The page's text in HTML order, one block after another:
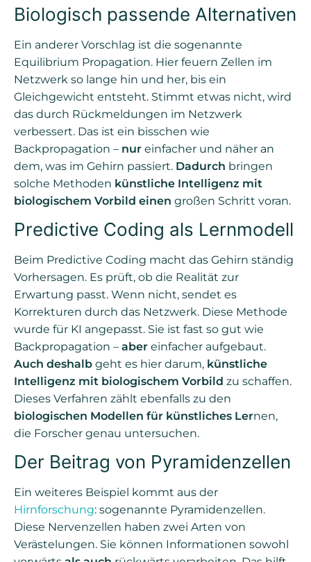
Biologisch passende Alternativen
Ein anderer Vorschlag ist die sogenannte
Equilibrium Propagation. Hier feuern Zellen im
Netzwerk so lange hin und her, bis ein
Gleichgewicht entsteht. Stimmt etwas nicht, wird
das durch Rückmeldungen im Netzwerk
verbessert. Das ist ein bisschen wie
Backpropagation – nureinfacher und näher an
dem, was im Gehirn passiert. Dadurch bringen
solche Methoden künstliche Intelligenz mit
biologischem Vorbild einen großen Schritt voran.
Predictive Coding als Lernmodell
Beim Predictive Coding macht das Gehirn ständig
Vorhersagen. Es prüft, ob die Realität zur
Erwartung passt. Wenn nicht, sendet es
Korrekturen durch das Netzwerk. Diese Methode
wurde für KI angepasst. Sie ist fast so gut wie
Backpropagation –abereinfacher aufgebaut.
Auch deshalbgeht es hier darum, künstliche
Intelligenz mit biologischem Vorbild zu schaffen.
Dieses Verfahren zählt ebenfalls zu den
biologischen Modellen für künstliches Lernen,
die Forscher genau untersuchen.
Der Beitrag von Pyramidenzellen
Ein weiteres Beispiel kommt aus der
Hirnforschung: sogenannte Pyramidenzellen.
Diese Nervenzellen haben zwei Arten von
Verästelungen. Sie können Informationen sowohl